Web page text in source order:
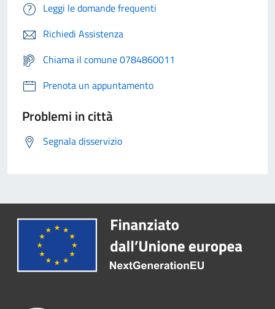
Leggi le domande frequenti
Richiedi Assistenza
Chiama il comune 0784860011
Prenota un appuntamento
Problemi in città
Segnala disservizio